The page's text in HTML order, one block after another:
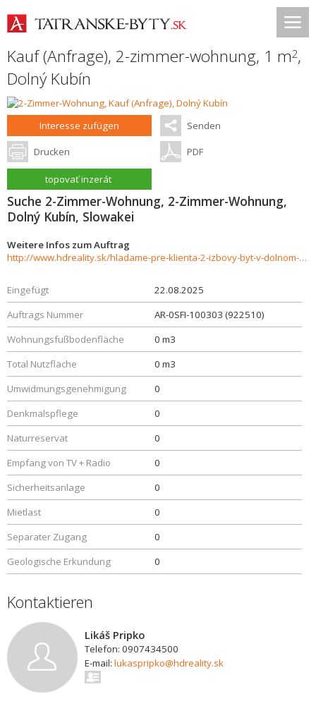
Kauf (Anfrage), 2-zimmer-wohnung, 1 m2,
Dolný Kubín
Interesse zufügen Senden
Drucken PDF
topovať inzerát
Suche 2-Zimmer-Wohnung, 2-Zimmer-Wohnung,
Dolný Kubín, Slowakei
Weitere Infos zum Auftrag
http://www.hdreality.sk/hladame-pre-klienta-2-izbovy-byt-v-dolnom-kubine-sidlisko-sever-926909
Eingefügt
22.08.2025
Auftrags Nummer
AR-0SFI-100303 (922510)
Wohnungsfußbodenfläche
0 m3
Total Nutzfläche
0 m3
Umwidmungsgenehmigung
0
Denkmalspflege
0
Naturreservat
0
Empfang von TV + Radio
0
Sicherheitsanlage
0
Mietlast
0
Separater Zugang
0
Geologische Erkundung
0
Kontaktieren
Likáš Pripko
Telefon: 0907434500
E-mail: lukaspripko@hdreality.sk